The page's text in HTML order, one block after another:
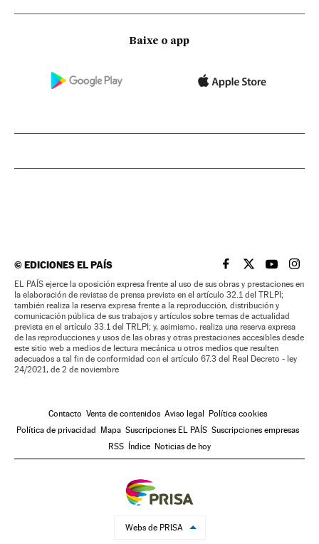
Baixe o app
©EDICIONES EL PAÍS EL PAÍS BRASIL EN
EL PAÍSEL PAÍS
EL
EL PAÍS ejerce la oposición expresa frente al uso de sus obras y prestaciones en
la elaboración de revistas de prensa prevista en el artículo 32.1 del TRLPI;
también realiza la reserva expresa frente a la reproducción, distribución y
comunicación pública de sus trabajos y artículos sobre temas de actualidad
prevista en el artículo 33.1 del TRLPI; y, asimismo, realiza una reserva expresa
de las reproducciones y usos de las obras y otras prestaciones accesibles desde
este sitio web a medios de lectura mecánica u otros medios que resulten
adecuados a tal fin de conformidad con el artículo 67.3 del Real Decreto - ley
24/2021, de 2 de noviembre
Contacto Venta de contenidos Aviso legal Política cookies
Política de privacidad Mapa Suscripciones EL PAÍS Suscripciones empresas
RSS Índice Noticias de hoy
Webs de PRISA